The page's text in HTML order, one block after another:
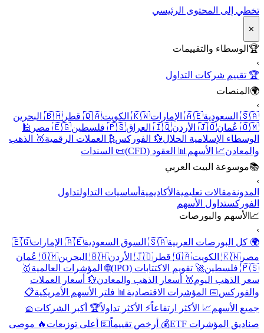
تخطي إلى المحتوى الرئيسي
✕
🏆 الوسطاء والتقييمات
›
🏆 تقييم شركات التداول
🌍 المنصات
›
🇸🇦 السعودية
🇦🇪 الإمارات 🇰🇼 الكويت 🇶🇦 قطر
🇧🇭 البحرين
🇴🇲 عُمان
🇯🇴 الأردن 🇮🇶 العراق 🇵🇸 فلسطين 🇪🇬 مصر
🕌
الوسطاء الإسلامية الحلال💱 الفوركس₿ العملات الرقمية🥇 الذهب
والمعادن📈 الأسهم 📊 العقود (CFD)
📜 السندات
📚موسوعة البيت العربي
›
المدونةمقالات تعليمية الأكاديمية أساسيات التداولتداول
الفوركستداول الأسهم
📈 الأسهم والبورصات
›
🌍 كل البورصات العربية🇸🇦 السوق السعودية 🇦🇪 الإمارات
🇪🇬
مصر 🇰🇼 الكويت 🇶🇦 قطر 🇯🇴 الأردن 🇧🇭 البحرين
🇴🇲 عُمان
🇵🇸 فلسطين
🚀 تقويم الاكتتابات (IPO) 🌐 المؤشرات العالمية🥇
سعر الذهب اليوم🥇 أسعار الذهب والمعادن💱 أسعار العملات
والفوركس📅 المؤشرات الاقتصادية 📊 فلتر الأسهم الأمريكية📋
جميع الأسهم📈 الأكثر ارتفاعاً⚡ الأكثر تداولاً🏆 أكبر الشركات🧺
صناديق المؤشرات ETF
💰 أرخص تقييماً💵 أعلى توزيعات 🔥 موصى